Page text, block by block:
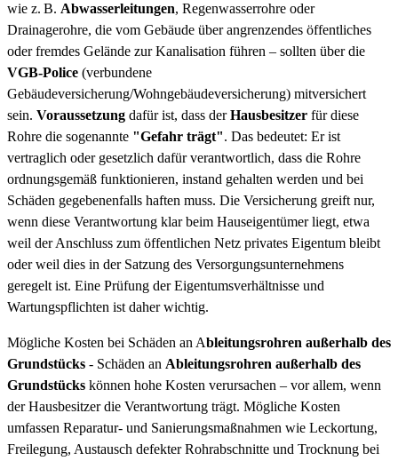
wie z. B. Abwasserleitungen, Regenwasserrohre oder
Drainagerohre, die vom Gebäude über angrenzendes öffentliches
oder fremdes Gelände zur Kanalisation führen – sollten über die
VGB-Police (verbundene
Gebäudeversicherung/Wohngebäudeversicherung) mitversichert
sein. Voraussetzung dafür ist, dass derHausbesitzer für diese
Rohre die sogenannte "Gefahr trägt". Das bedeutet: Er ist
vertraglich oder gesetzlich dafür verantwortlich, dass die Rohre
ordnungsgemäß funktionieren, instand gehalten werden und bei
Schäden gegebenenfalls haften muss. Die Versicherung greift nur,
wenn diese Verantwortung klar beim Hauseigentümer liegt, etwa
weil der Anschluss zum öffentlichen Netz privates Eigentum bleibt
oder weil dies in der Satzung des Versorgungsunternehmens
geregelt ist. Eine Prüfung der Eigentumsverhältnisse und
Wartungspflichten ist daher wichtig.
Mögliche Kosten bei Schäden an Ableitungsrohren außerhalb des
Grundstücks - Schäden an Ableitungsrohren außerhalb des
Grundstücks können hohe Kosten verursachen – vor allem, wenn
der Hausbesitzer die Verantwortung trägt. Mögliche Kosten
umfassen Reparatur- und Sanierungsmaßnahmen wie Leckortung,
Freilegung, Austausch defekter Rohrabschnitte und Trocknung bei